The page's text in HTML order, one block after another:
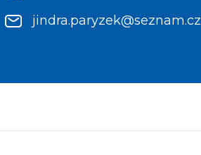
jindra.paryzek@seznam.cz